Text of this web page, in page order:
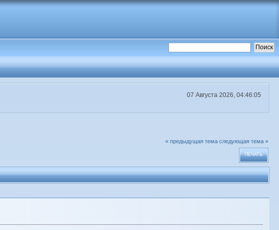
07 Августа 2026, 04:46:05
« предыдущая тема следующая тема »
ПЕЧАТЬ